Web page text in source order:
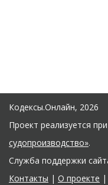
Кодексы.Онлайн, 2026
Проект реализуется
судопроизводство».
Служба поддержки
Контакты | О проекте |